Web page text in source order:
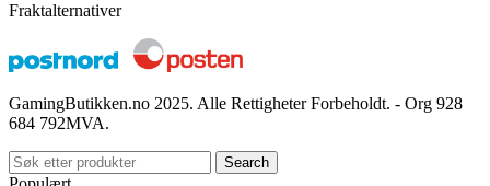
Fraktalternativer
GamingButikken.no 2025. Alle Rettigheter Forbeholdt. - Org 928
684 792MVA.
Search